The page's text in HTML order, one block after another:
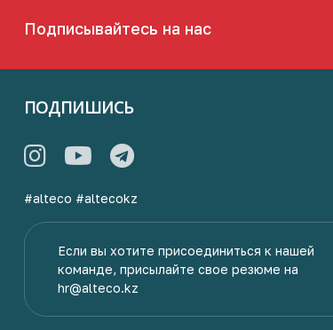
Подписывайтесь на нас
ПОДПИШИСЬ
#alteco #altecokz
Если вы хотите присоединиться к нашей
команде, присылайте свое резюме на
hr@alteco.kz